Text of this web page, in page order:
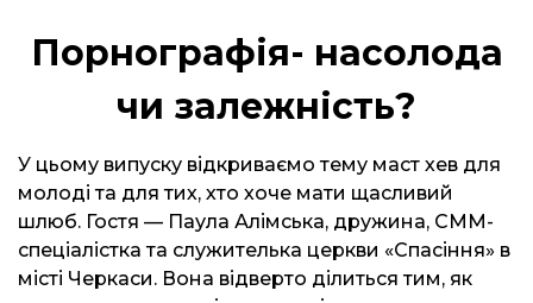
Порнографія- насолода
чи залежність?
У цьому випуску відкриваємо тему маст хев для
молоді та для тих, хто хоче мати щасливий
шлюб. Гостя — Паула Алімська, дружина, СММ-
спеціалістка та служителька церкви «Спасіння» в
місті Черкаси. Вона відверто ділиться тим, як